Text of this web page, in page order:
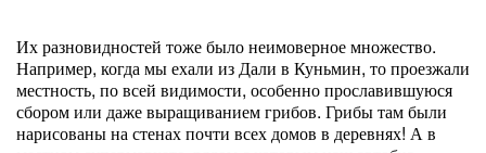
Их разновидностей тоже было неимоверное множество.
Например, когда мы ехали из Дали в Куньмин, то проезжали
местность, по всей видимости, особенно прославившуюся
сбором или даже выращиванием грибов. Грибы там были
нарисованы на стенах почти всех домов в деревнях! А в